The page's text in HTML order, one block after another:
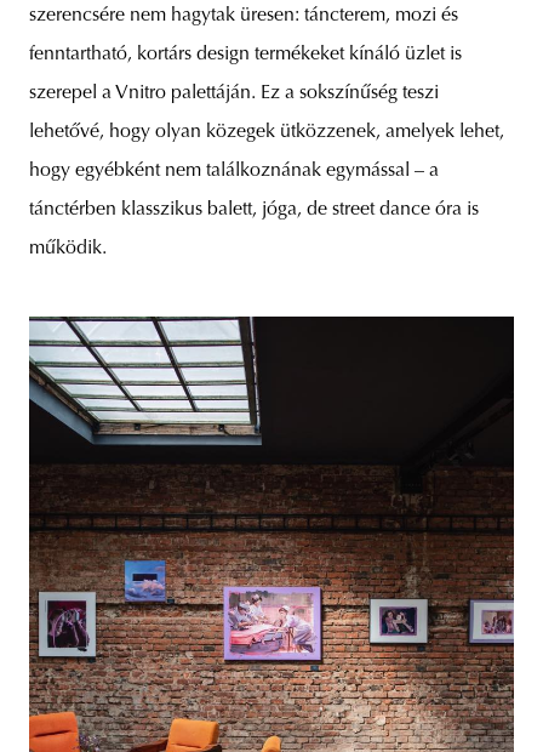
szerencsére nem hagytak üresen: táncterem, mozi és
fenntartható, kortárs design termékeket kínáló üzlet is
szerepel a Vnitro palettáján. Ez a sokszínűség teszi
lehetővé, hogy olyan közegek ütközzenek, amelyek lehet,
hogy egyébként nem találkoznának egymással – a
tánctérben klasszikus balett, jóga, de street dance óra is
működik.